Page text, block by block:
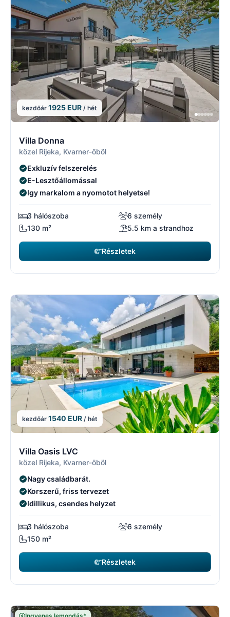
kezdőár 1925 EUR / hét
Villa Donna
közel Rijeka, Kvarner-öböl
Exkluzív felszerelés
E-Lesztőállomással
Igy markalom a nyomotot helyetse!
3 hálószoba
6 személy
130 m²
5.5 km a strandhoz
Részletek
kezdőár 1540 EUR / hét
Villa Oasis LVC
közel Rijeka, Kvarner-öböl
Nagy családbarát.
Korszerű, friss tervezet
Idillikus, csendes helyzet
3 hálószoba
6 személy
150 m²
Részletek